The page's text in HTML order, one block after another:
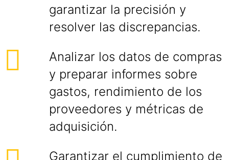
garantizar la precisión y
resolver las discrepancias.
Analizar los datos de compras
y preparar informes sobre
gastos, rendimiento de los
proveedores y métricas de
adquisición.
Garantizar el cumplimiento de